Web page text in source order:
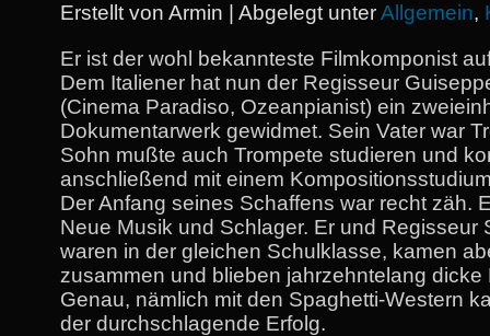
Erstellt von Armin | Abgelegt unterAllgemein,
Er ist der wohl bekannteste Filmkomponist
Dem Italiener hat nun der Regisseur
(Cinema Paradiso, Ozeanpianist) ein
Dokumentarwerk gewidmet. Sein Vater war
Sohn mußte auch Trompete studieren und
anschließend mit einem
Der Anfang seines Schaffens war recht zäh.
Neue Musik und Schlager. Er und Regisseur
waren in der gleichen Schulklasse, kamen
zusammen und blieben jahrzehntelang dicke
Genau, nämlich mit den Spaghetti-Western
der durchschlagende Erfolg.